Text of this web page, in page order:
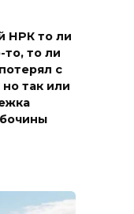
НРК то ли
то ли
с
но так или